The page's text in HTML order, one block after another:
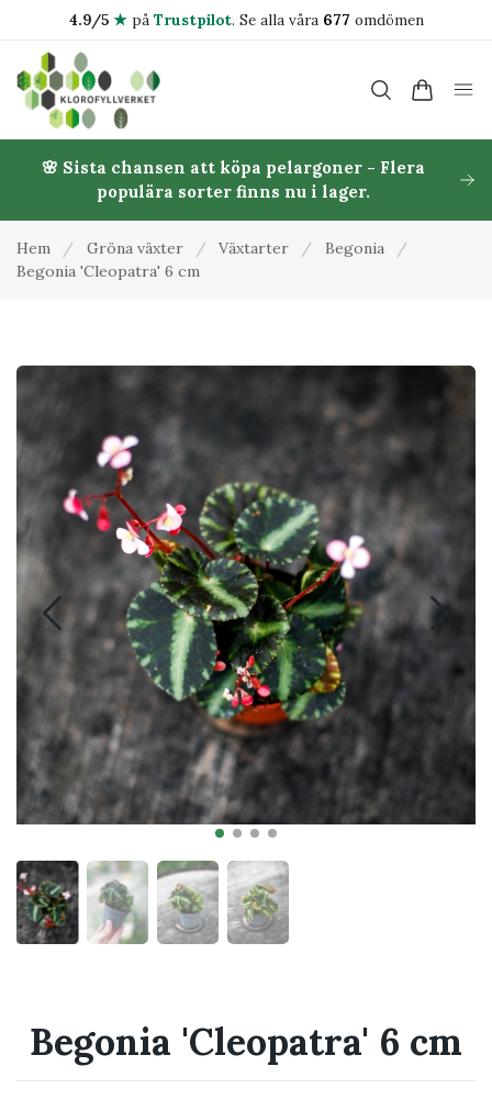
4.9/5 ★på Trustpilot. Se alla våra 677 omdömen
🌸 Sista chansen att köpa pelargoner - Flera
populära sorter finns nu i lager.
Hem / Gröna växter / Växtarter / Begonia
/
Begonia 'Cleopatra' 6 cm
Begonia 'Cleopatra' 6 cm